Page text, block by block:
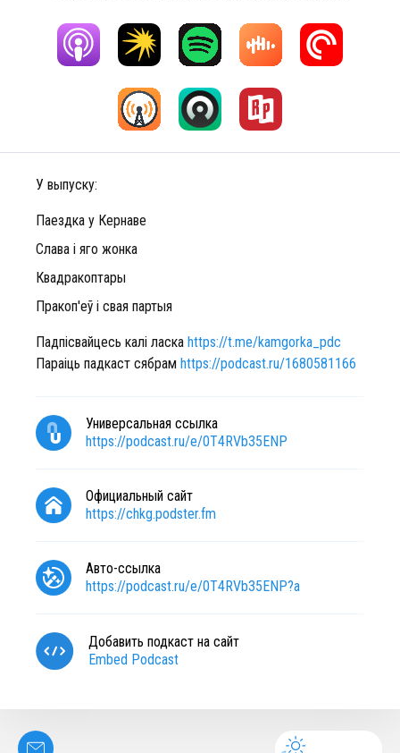
У выпуску:
Паездка у Кернаве
Слава і яго жонка
Квадракоптары
Пракоп'еў і свая партыя
Падпісвайцесь калі ласка https://t.me/kamgorka_pdc
Параіць падкаст сябрам https://podcast.ru/1680581166
Универсальная ссылка
https://podcast.ru/e/0T4RVb35ENP
Официальный сайт
https://chkg.podster.fm
Авто-ссылка
https://podcast.ru/e/0T4RVb35ENP?a
Добавить подкаст на сайт
Embed Podcast